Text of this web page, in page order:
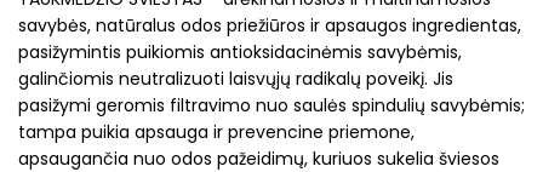
savybės, natūralus odos priežiūros ir apsaugos ingredientas,
pasižymintis puikiomis antioksidacinėmis savybėmis,
galinčiomis neutralizuoti laisvųjų radikalų poveikį. Jis
pasižymi geromis filtravimo nuo saulės spindulių savybėmis;
tampa puikia apsauga ir prevencine priemone,
apsaugančia nuo odos pažeidimų, kuriuos sukelia šviesos